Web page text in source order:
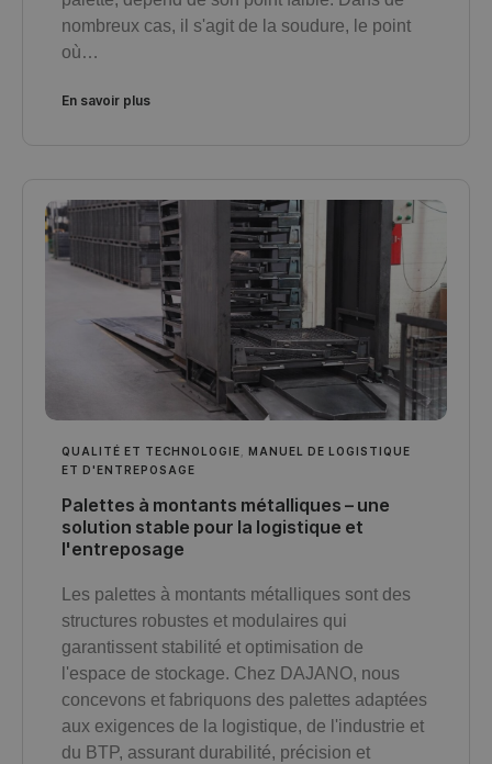
nombreux cas, il s'agit de la soudure, le point
où…
En savoir plus
QUALITÉ ET TECHNOLOGIE, MANUEL DE LOGISTIQUE
ET D'ENTREPOSAGE
Palettes à montants métalliques – une
solution stable pour la logistique et
l'entreposage
Les palettes à montants métalliques sont des
structures robustes et modulaires qui
garantissent stabilité et optimisation de
l'espace de stockage. Chez DAJANO, nous
concevons et fabriquons des palettes adaptées
aux exigences de la logistique, de l'industrie et
du BTP, assurant durabilité, précision et